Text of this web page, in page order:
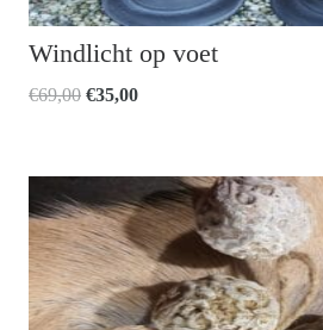
Windlicht op voet
€69,00 Oorspronkelijke
€35,00Huidige